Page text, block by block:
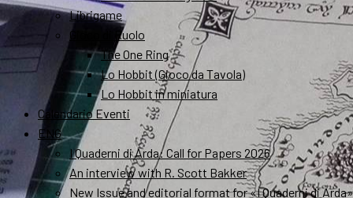
Librigame
Gioco di Ruolo
The One Ring
Lo Hobbit (Gioco da Tavola)
Lo Hobbit in miniatura
Calendario Eventi
ENG
I Quaderni di Arda: Call for Papers 2026
An interview with R. Scott Bakker
New Issue and editorial format for «I Quaderni di Arda»